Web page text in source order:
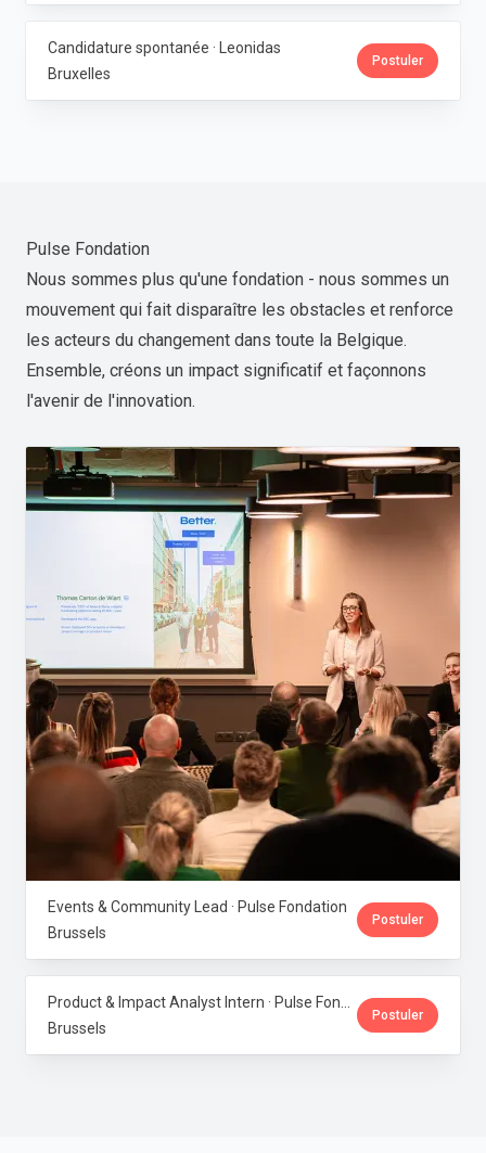
Candidature spontanée · Leonidas
Bruxelles
Postuler
Pulse Fondation
Nous sommes plus qu'une fondation - nous sommes un
mouvement qui fait disparaître les obstacles et renforce
les acteurs du changement dans toute la Belgique.
Ensemble, créons un impact significatif et façonnons
l'avenir de l'innovation.
Events & Community Lead · Pulse Fondation
Brussels
Postuler
Brussels
Postuler